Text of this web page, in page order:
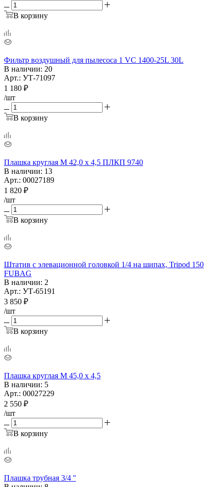
В корзину
Фильтр воздушный для пылесоса 1 VC 1400-25L 30L
В наличии: 20
Арт.: УТ-71097
1 180 ₽
/шт
В корзину
Плашка круглая М 42,0 х 4,5 ПЛКП 9740
В наличии: 13
Арт.: 00027189
1 820 ₽
/шт
В корзину
Штатив с элевационной головкой 1/4 на шипах, Tripod 150
FUBAG
В наличии: 2
Арт.: УТ-65191
3 850 ₽
/шт
В корзину
Плашка круглая М 45,0 х 4,5
В наличии: 5
Арт.: 00027229
2 550 ₽
/шт
В корзину
Плашка трубная 3/4 ''